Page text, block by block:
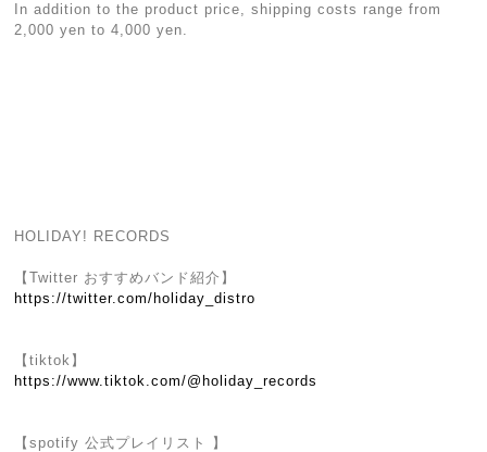
In addition to the product price, shipping costs range from
2,000 yen to 4,000 yen.
HOLIDAY! RECORDS
【Twitter おすすめバンド紹介】
https://twitter.com/holiday_distro
【tiktok】
https://www.tiktok.com/@holiday_records
【spotify 公式プレイリスト 】